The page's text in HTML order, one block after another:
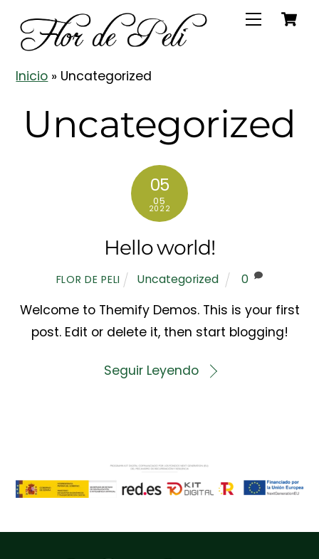
content
Menu
Inicio » Uncategorized
Uncategorized
05
05
2022
Hello world!
FLOR DE PELI Uncategorized 0
Welcome to Themify Demos. This is your first
post. Edit or delete it, then start blogging!
Seguir Leyendo